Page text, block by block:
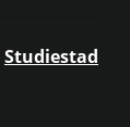
Studiestad